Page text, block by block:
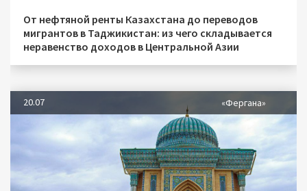
От нефтяной ренты Казахстана до переводов
мигрантов в Таджикистан: из чего складывается
неравенство доходов в Центральной Азии
20.07 «Фергана»